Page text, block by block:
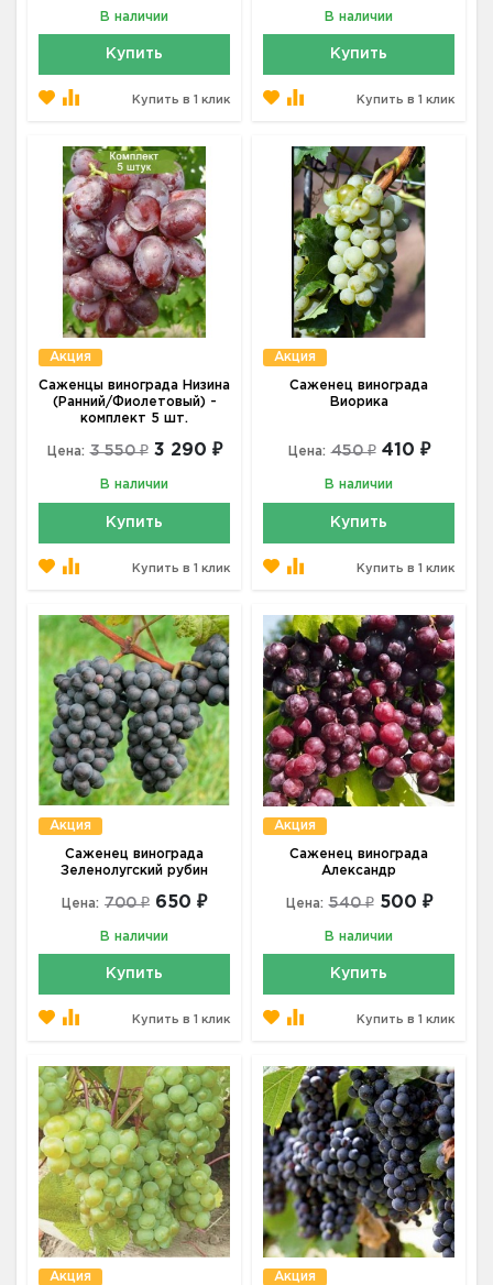
В наличии
Купить
Купить в 1 клик
В наличии
Купить
Купить в 1 клик
Акция
Саженцы винограда Низина
(Ранний/Фиолетовый) -
комплект 5 шт.
Цена: 3 550 ₽ 3 290 ₽
В наличии
Купить
Купить в 1 клик
Акция
Саженец винограда
Виорика
Цена: 450 ₽ 410 ₽
В наличии
Купить
Купить в 1 клик
Акция
Саженец винограда
Зеленолугский рубин
Цена: 700 ₽ 650 ₽
В наличии
Купить
Купить в 1 клик
Акция
Саженец винограда
Александр
Цена: 540 ₽ 500 ₽
В наличии
Купить
Купить в 1 клик
Акция Акция